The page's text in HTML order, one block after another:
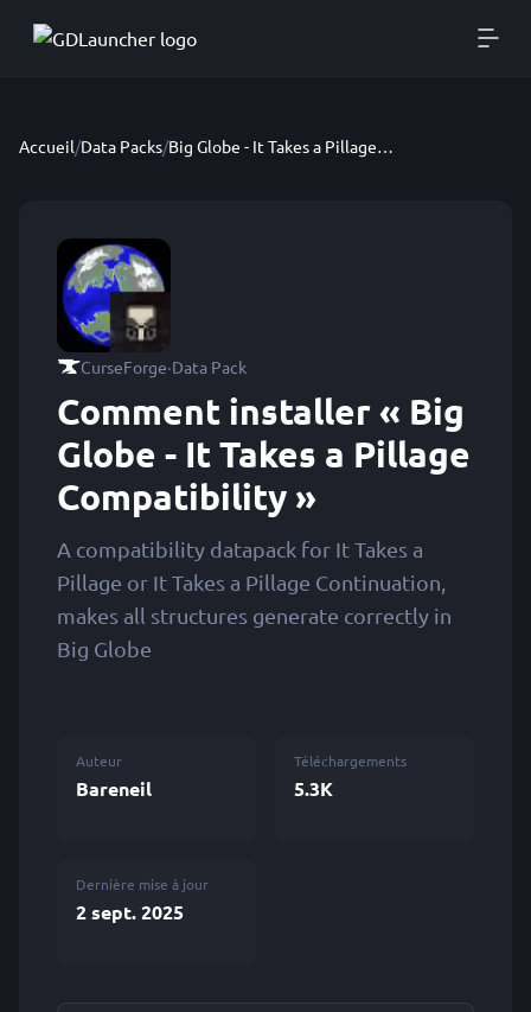
Accueil/Data Packs/ Big Globe - It Takes a Pillage Compatibility
CurseForge·Data Pack
Comment installer « Big
Globe - It Takes a Pillage
Compatibility »
A compatibility datapack for It Takes a
Pillage or It Takes a Pillage Continuation,
makes all structures generate correctly in
Big Globe
Auteur
Bareneil
Téléchargements
5.3K
Dernière mise à jour
2 sept. 2025